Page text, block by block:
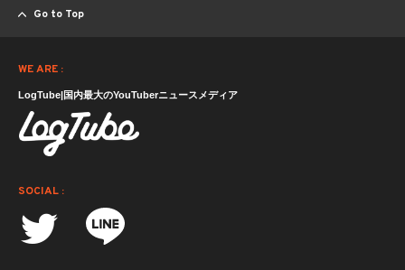
Go to Top
WE ARE :
LogTube|国内最大のYouTuberニュースメディア
SOCIAL :